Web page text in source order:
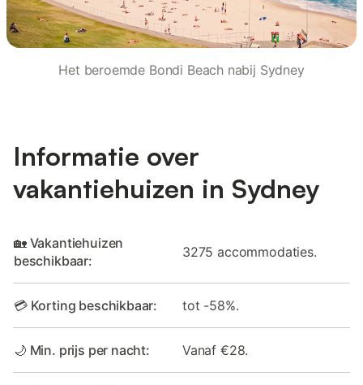
Het beroemde Bondi Beach nabij Sydney
Informatie over
vakantiehuizen in Sydney
🏡 Vakantiehuizen
beschikbaar:
3275 accommodaties.
💳 Korting beschikbaar: tot -58%.
🌙 Min. prijs per nacht: Vanaf €28.